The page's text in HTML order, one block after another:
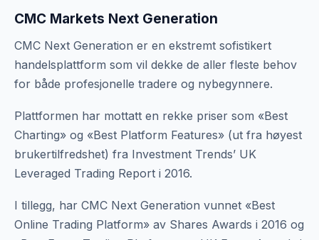
CMC Markets Next Generation
CMC Next Generation er en ekstremt sofistikert
handelsplattform som vil dekke de aller fleste behov
for både profesjonelle tradere og nybegynnere.
Plattformen har mottatt en rekke priser som «Best
Charting» og «Best Platform Features» (ut fra høyest
brukertilfredshet) fra Investment Trends’ UK
Leveraged Trading Report i 2016.
I tillegg, har CMC Next Generation vunnet «Best
Online Trading Platform» av Shares Awards i 2016 og